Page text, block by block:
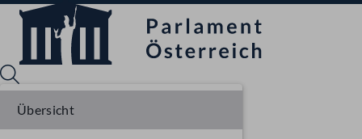
Übersicht